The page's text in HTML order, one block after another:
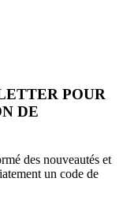
POUR
DE
des nouveautés et
un code de